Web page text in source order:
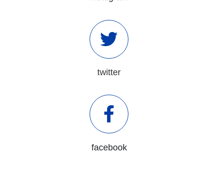
twitter
facebook